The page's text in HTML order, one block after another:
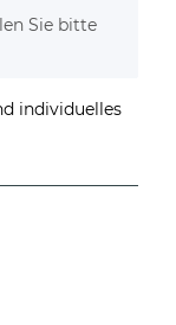
Sie bitte
individuelles